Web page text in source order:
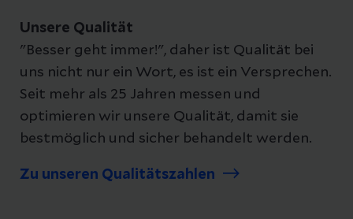
Unsere Qualität
"Besser geht immer!", daher ist Qualität bei
uns nicht nur ein Wort, es ist ein Versprechen.
Seit mehr als 25 Jahren messen und
optimieren wir unsere Qualität, damit sie
bestmöglich und sicher behandelt werden.
Zu unseren Qualitätszahlen